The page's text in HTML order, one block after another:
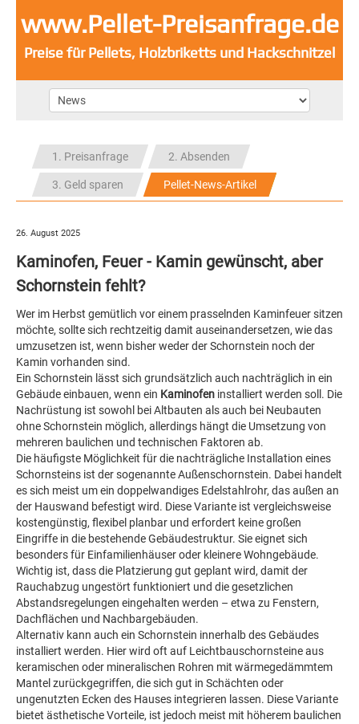
www.Pellet-Preisanfrage.de
Preise für Pellets, Holzbriketts und Hackschnitzel
1. Preisanfrage 2. Absenden
3. Geld sparen Pellet-News-Artikel
26. August 2025
Kaminofen, Feuer - Kamin gewünscht, aber
Schornstein fehlt?
Wer im Herbst gemütlich vor einem prasselnden Kaminfeuer sitzen
möchte, sollte sich rechtzeitig damit auseinandersetzen, wie das
umzusetzen ist, wenn bisher weder der Schornstein noch der
Kamin vorhanden sind.
Ein Schornstein lässt sich grundsätzlich auch nachträglich in ein
Gebäude einbauen, wenn ein Kaminofen installiert werden soll. Die
Nachrüstung ist sowohl bei Altbauten als auch bei Neubauten
ohne Schornstein möglich, allerdings hängt die Umsetzung von
mehreren baulichen und technischen Faktoren ab.
Die häufigste Möglichkeit für die nachträgliche Installation eines
Schornsteins ist der sogenannte Außenschornstein. Dabei handelt
es sich meist um ein doppelwandiges Edelstahlrohr, das außen an
der Hauswand befestigt wird. Diese Variante ist vergleichsweise
kostengünstig, flexibel planbar und erfordert keine großen
Eingriffe in die bestehende Gebäudestruktur. Sie eignet sich
besonders für Einfamilienhäuser oder kleinere Wohngebäude.
Wichtig ist, dass die Platzierung gut geplant wird, damit der
Rauchabzug ungestört funktioniert und die gesetzlichen
Abstandsregelungen eingehalten werden – etwa zu Fenstern,
Dachflächen und Nachbargebäuden.
Alternativ kann auch ein Schornstein innerhalb des Gebäudes
installiert werden. Hier wird oft auf Leichtbauschornsteine aus
keramischen oder mineralischen Rohren mit wärmegedämmtem
Mantel zurückgegriffen, die sich gut in Schächten oder
ungenutzten Ecken des Hauses integrieren lassen. Diese Variante
bietet ästhetische Vorteile, ist jedoch meist mit höherem baulichen